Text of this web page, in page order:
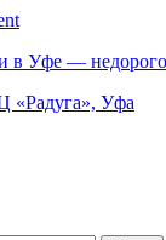
в Уфе —
«Радуга», Уфа